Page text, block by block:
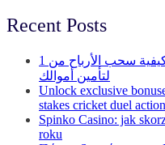
Recent Posts
كيفية سحب الأرباح من 1xbet مصر: طرق آمنة وسريعة
لتأمين أموالك
Unlock exclusive
stakes cricket duel
Spinko Casino: jak
roku